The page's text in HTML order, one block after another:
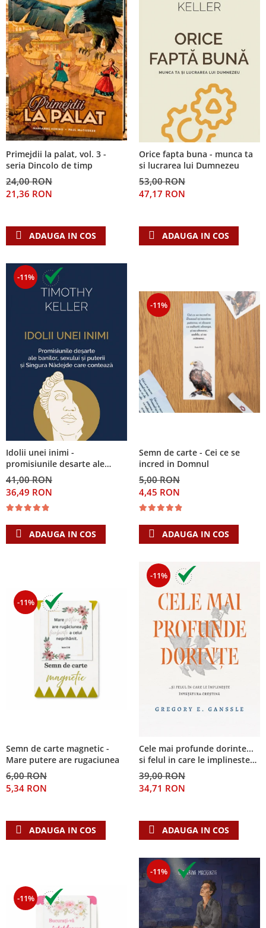
Primejdii la palat, vol. 3 -
seria Dincolo de timp
24,00 RON
21,36 RON
ADAUGA IN COS
Orice fapta buna - munca ta
si lucrarea lui Dumnezeu
53,00 RON
47,17 RON
ADAUGA IN COS
-11%
Idolii unei inimi -
promisiunile desarte ale
banilor, sexului si puterii si
Singura Nadejde care
conteaza
41,00 RON
36,49 RON
ADAUGA IN COS
-11%
Semn de carte - Cei ce se
incred in Domnul
5,00 RON
4,45 RON
ADAUGA IN COS
-11%
Semn de carte magnetic -
Mare putere are rugaciunea
6,00 RON
5,34 RON
ADAUGA IN COS
-11%
Cele mai profunde dorinte...
si felul in care le implineste
invatatura crestina
39,00 RON
34,71 RON
ADAUGA IN COS
-11%
-11%